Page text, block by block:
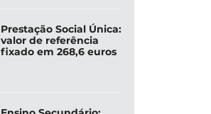
Prestação Social Única:
valor de referência
fixado em 268,6 euros